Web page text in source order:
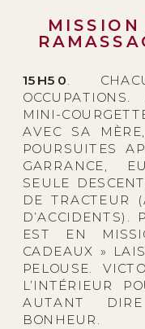
15H50.
MINI-
AVEC SA
POURSUITES
GARRANCE,
SEULE
DE TRACTEUR
D’ACCIDENTS).
EST EN
CADEAUX »
PELOUSE.
L’INTÉRIEUR
AUTANT
BONHEUR.